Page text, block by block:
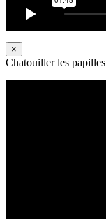
×
Chatouiller les papilles